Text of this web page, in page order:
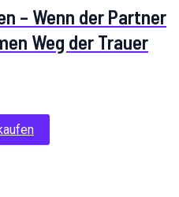
– Wenn der Partner
Weg der Trauer